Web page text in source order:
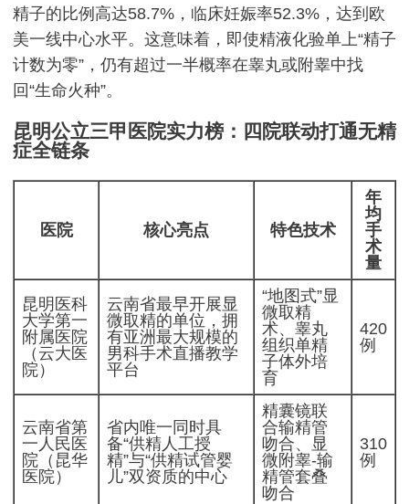
精子的比例高达58.7%，临床妊娠率52.3%，达到欧
美一线中心水平。这意味着，即使精液化验单上“精子
计数为零”，仍有超过一半概率在睾丸或附睾中找
回“生命火种”。
昆明公立三甲医院实力榜：四院联动打通无精
症全链条
医院 核心亮点 特色技术
年
均
手
术
量
昆明医科
大学第一
附属医院
（云大医
院）
云南省最早开展显
微取精的单位，拥
有亚洲最大规模的
男科手术直播教学
平台
“地图式”显
微取精
术、睾丸
组织单精
子体外培
育
420
例
云南省第
一人民医
院（昆华
医院）
省内唯一同时具
备“供精人工授
精”与“供精试管婴
儿”双资质的中心
精囊镜联
合输精管
吻合、显
微附睾-输
精管套叠
吻合
310
例